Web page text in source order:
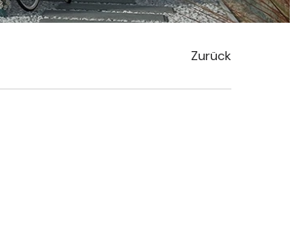
Zurück